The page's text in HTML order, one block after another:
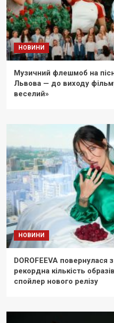
НОВИНИ
Музичний флешмоб на
Львова — до виходу
веселий»
НОВИНИ
DOROFEEVA повернулася
рекордна кількість
спойлер нового релізу